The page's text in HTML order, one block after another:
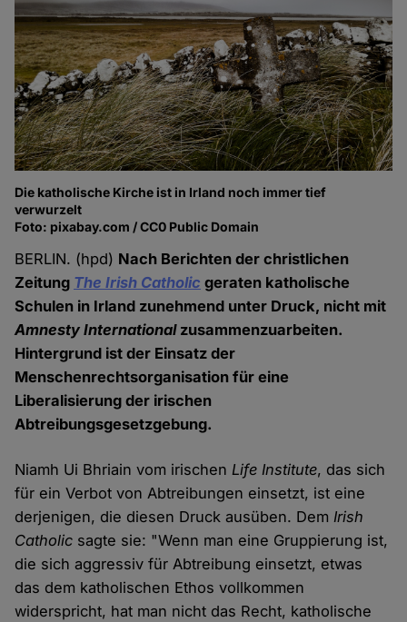
Die katholische Kirche ist in Irland noch immer tief
verwurzelt
Foto: pixabay.com / CC0 Public Domain
BERLIN. (hpd) Nach Berichten der christlichen
Zeitung The Irish Catholic geraten katholische
Schulen in Irland zunehmend unter Druck, nicht mit
Amnesty Internationalzusammenzuarbeiten.
Hintergrund ist der Einsatz der
Menschenrechtsorganisation für eine
Liberalisierung der irischen
Abtreibungsgesetzgebung.
Niamh Ui Bhriain vom irischenLife Institute, das sich
für ein Verbot von Abtreibungen einsetzt, ist eine
derjenigen, die diesen Druck ausüben. DemIrish
Catholic sagte sie: "Wenn man eine Gruppierung ist,
die sich aggressiv für Abtreibung einsetzt, etwas
das dem katholischen Ethos vollkommen
widerspricht, hat man nicht das Recht, katholische